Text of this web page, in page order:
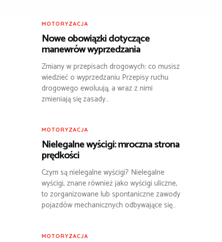
MOTORYZACJA
Nowe obowiązki dotyczące
manewrów wyprzedzania
Zmiany w przepisach drogowych: co musisz
wiedzieć o wyprzedzaniu Przepisy ruchu
drogowego ewoluują, a wraz z nimi
zmieniają się zasady…
MOTORYZACJA
Nielegalne wyścigi: mroczna strona
prędkości
Czym są nielegalne wyścigi? Nielegalne
wyścigi, znane również jako wyścigi uliczne,
to zorganizowane lub spontaniczne zawody
pojazdów mechanicznych odbywające się…
MOTORYZACJA